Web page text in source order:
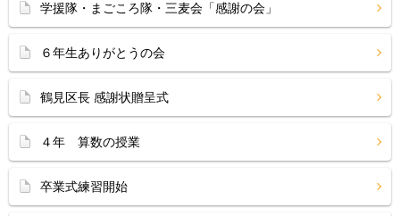
学援隊・まごころ隊・三麦会「感謝の会」
６年生ありがとうの会
鶴見区長 感謝状贈呈式
４年 算数の授業
卒業式練習開始